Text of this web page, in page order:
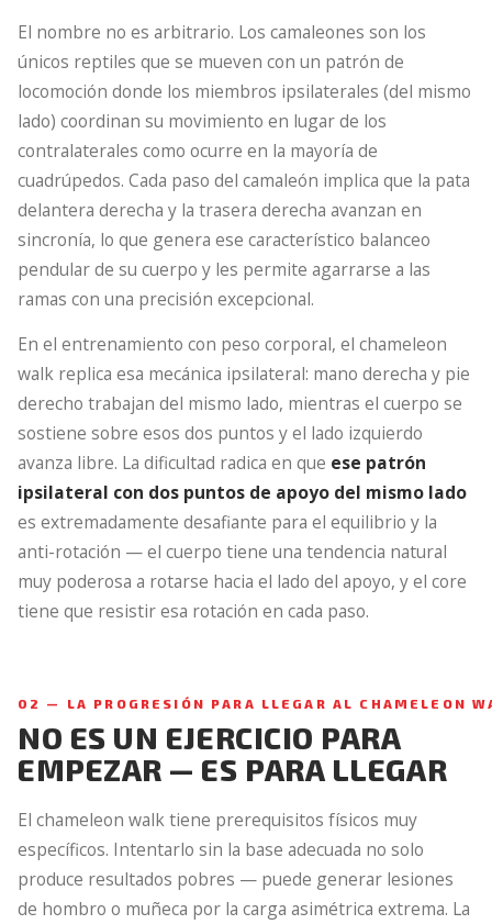
El nombre no es arbitrario. Los camaleones son los
únicos reptiles que se mueven con un patrón de
locomoción donde los miembros ipsilaterales (del mismo
lado) coordinan su movimiento en lugar de los
contralaterales como ocurre en la mayoría de
cuadrúpedos. Cada paso del camaleón implica que la pata
delantera derecha y la trasera derecha avanzan en
sincronía, lo que genera ese característico balanceo
pendular de su cuerpo y les permite agarrarse a las
ramas con una precisión excepcional.
En el entrenamiento con peso corporal, el chameleon
walk replica esa mecánica ipsilateral: mano derecha y pie
derecho trabajan del mismo lado, mientras el cuerpo se
sostiene sobre esos dos puntos y el lado izquierdo
avanza libre. La dificultad radica en que ese patrón
ipsilateral con dos puntos de apoyo del mismo lado
es extremadamente desafiante para el equilibrio y la
anti-rotación — el cuerpo tiene una tendencia natural
muy poderosa a rotarse hacia el lado del apoyo, y el core
tiene que resistir esa rotación en cada paso.
02 — LA PROGRESIÓN PARA LLEGAR AL CHAMELEON
NO ES UN EJERCICIO PARA
EMPEZAR — ES PARA LLEGAR
El chameleon walk tiene prerequisitos físicos muy
específicos. Intentarlo sin la base adecuada no solo
produce resultados pobres — puede generar lesiones
de hombro o muñeca por la carga asimétrica extrema. La